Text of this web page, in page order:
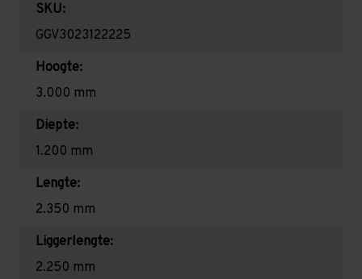
SKU:
GGV3023122225
Hoogte:
3.000 mm
Diepte:
1.200 mm
Lengte:
2.350 mm
Liggerlengte:
2.250 mm